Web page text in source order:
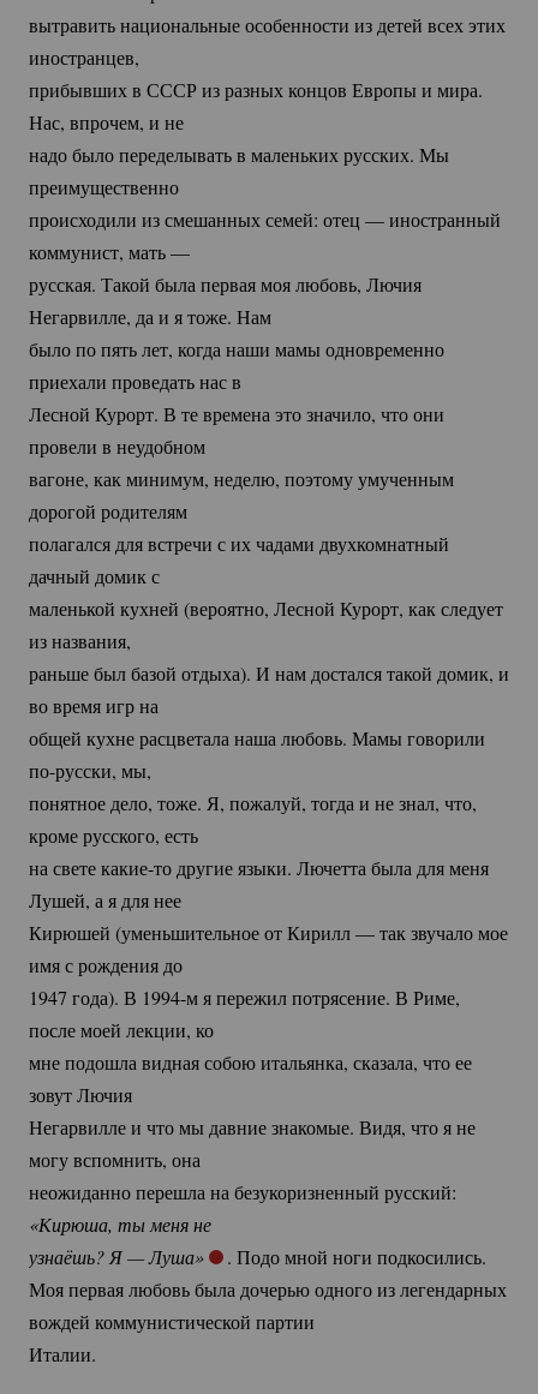
вытравить национальные особенности из детей всех этих
иностранцев,
прибывших в СССР из разных концов Европы и мира.
Нас, впрочем, и не
надо было переделывать в маленьких русских. Мы
преимущественно
происходили из смешанных семей: отец — иностранный
коммунист, мать —
русская. Такой была первая моя любовь, Лючия
Негарвилле, да и я тоже. Нам
было по пять лет, когда наши мамы одновременно
приехали проведать нас в
Лесной Курорт. В те времена это значило, что они
провели в неудобном
вагоне, как минимум, неделю, поэтому умученным
дорогой родителям
полагался для встречи с их чадами двухкомнатный
дачный домик с
маленькой кухней (вероятно, Лесной Курорт, как следует
из названия,
раньше был базой отдыха). И нам достался такой домик, и
во время игр на
общей кухне расцветала наша любовь. Мамы говорили
по-русски, мы,
понятное дело, тоже. Я, пожалуй, тогда и не знал, что,
кроме русского, есть
на светекакие-то другие языки. Лючетта была для меня
Лушей, а я для нее
Кирюшей (уменьшительное от Кирилл — так звучало мое
имя с рождения до
1947 года). В 1994-м я пережил потрясение. В Риме,
после моей лекции, ко
мне подошла видная собою итальянка, сказала, что ее
зовут Лючия
Негарвилле и что мы давние знакомые. Видя, что я не
могу вспомнить, она
неожиданно перешла на безукоризненный русский:
«Кирюша, ты меня не
узнаёшь? Я — Луша»
. Подо мной ноги подкосились.
Моя первая любовь была дочерью одного из легендарных
вождей коммунистической партии
Италии.